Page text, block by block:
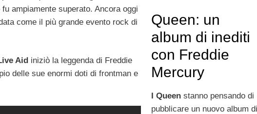
fu ampiamente superato. Ancora oggi
come il più grande evento rock di
Aid iniziò la leggenda di Freddie
delle sue enormi doti di frontman e
Queen: un
album di inediti
con Freddie
Mercury
I Queen stanno pensando di
pubblicare un nuovo album